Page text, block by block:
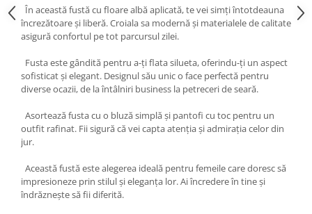
În această fustă cu floare albă aplicată, te vei simți întotdeauna
încrezătoare și liberă. Croiala sa modernă și materialele de calitate
asigură confortul pe tot parcursul zilei.
Fusta este gândită pentru a-ți flata silueta, oferindu-ți un aspect
sofisticat și elegant. Designul său unic o face perfectă pentru
diverse ocazii, de la întâlniri business la petreceri de seară.
Asortează fusta cu o bluză simplă și pantofi cu toc pentru un
outfit rafinat. Fii sigură că vei capta atenția și admirația celor din
jur.
Această fustă este alegerea ideală pentru femeile care doresc să
impresioneze prin stilul și eleganța lor. Ai încredere în tine și
îndrăznește să fii diferită.